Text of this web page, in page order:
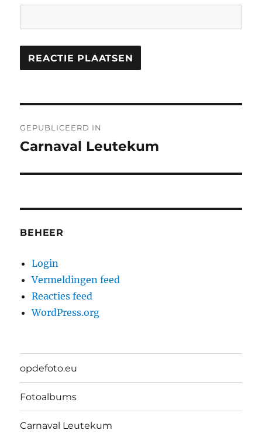
navigatie
GEPUBLICEERD IN
Carnaval Leutekum
BEHEER
Login
Vermeldingen feed
Reacties feed
WordPress.org
opdefoto.eu
Fotoalbums
Carnaval Leutekum